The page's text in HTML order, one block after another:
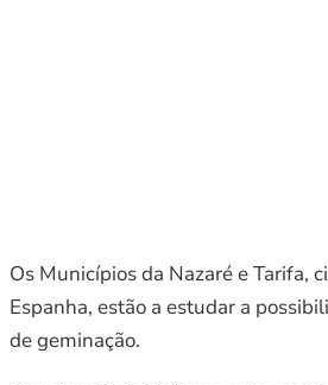
Os Municípios da Nazaré e Tarifa,
Espanha, estão a estudar a
de geminação.